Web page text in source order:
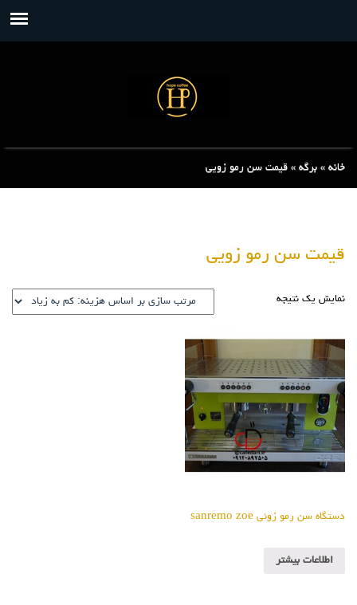
خانه » برگه » قیمت سن رمو زویی
قیمت سن رمو زویی
نمایش یک نتیجه
دستگاه سن رمو زوئی sanremo zoe
اطلاعات بیشتر